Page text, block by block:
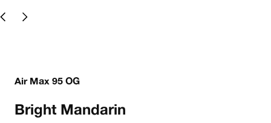
Air Max 95 OG
Bright Mandarin